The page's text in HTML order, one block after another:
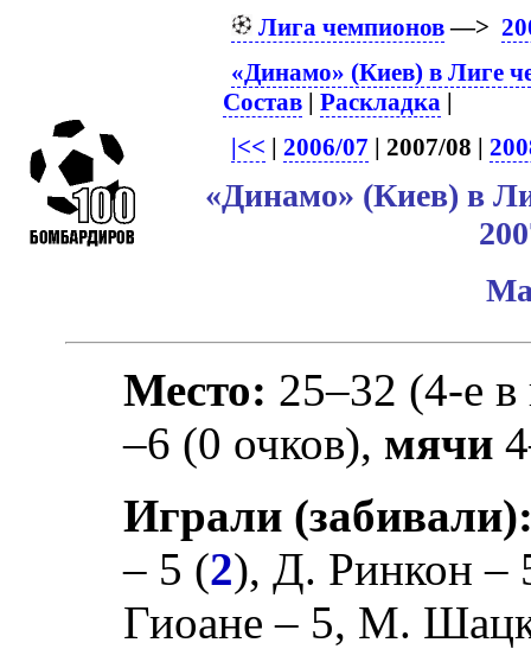
Лига чемпионов—>
«Динамо» (Киев) в Лиге
Состав |Раскладка |
|<< | 2006/07 | 2007/08 |
«Динамо» (Киев) в
Место: 25–32 (4-е
–6 (0 очков), мячи
Играли
– 5 (2),Д. Ринкон –
Гиоане – 5, М.